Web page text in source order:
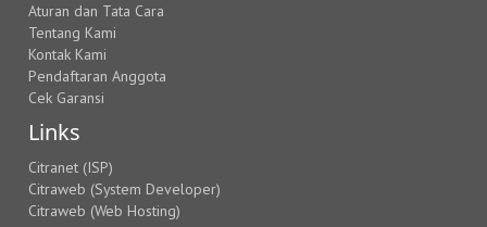
Aturan dan Tata Cara
Tentang Kami
Kontak Kami
Pendaftaran Anggota
Cek Garansi
Links
Citranet (ISP)
Citraweb (System Developer)
Citraweb (Web Hosting)